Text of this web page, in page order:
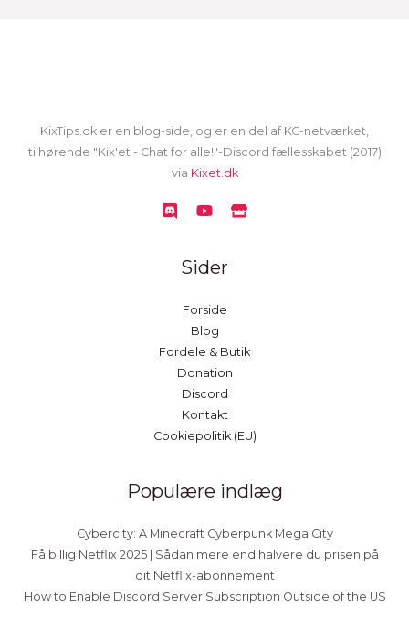
KixTips.dk er en blog-side, og er en del af KC-netværket,
tilhørende "Kix'et - Chat for alle!"-Discord fællesskabet (2017)
via Kixet.dk
Sider
Forside
Blog
Fordele & Butik
Donation
Discord
Kontakt
Cookiepolitik (EU)
Populære indlæg
Cybercity: A Minecraft Cyberpunk Mega City
Få billig Netflix 2025 | Sådan mere end halvere du prisen på
dit Netflix-abonnement
How to Enable Discord Server Subscription Outside of the US